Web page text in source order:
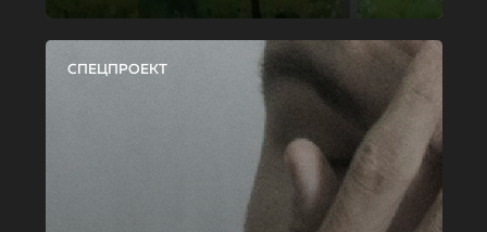
СПЕЦПРОЕКТ